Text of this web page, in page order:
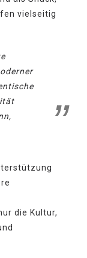
vielseitig
die Kultur,